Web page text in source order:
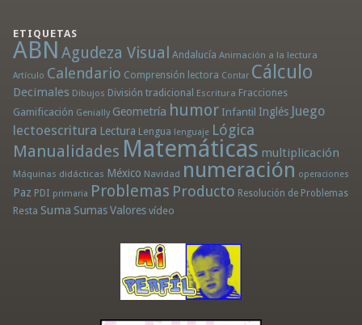
ETIQUETAS
ABN Agudeza Visual Andalucía Animación a la lectura
Artículo Calendario Comprensión lectora Contar Cálculo
Decimales Dibujos División tradicional Escritura Fracciones
Gamificación Genially Geometría humor Infantil Inglés Juego
lectoescritura Lectura Lengua lenguaje Lógica
Manualidades Matemáticas multiplicación
Máquinas didácticas México Navidad numeración operaciones
Paz PDI primaria Problemas Producto Resolución de Problemas
Resta Suma Sumas Valores vídeo